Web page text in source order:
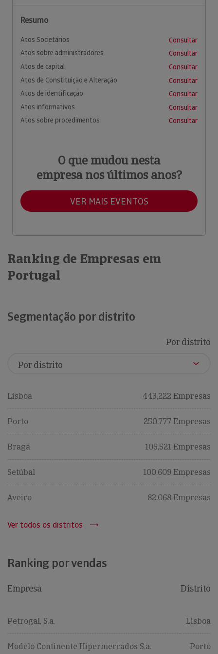
Resumo
Atos Societários
Consultar
Atos sobre administradores
Consultar
Atos de capital
Consultar
Atos de Constituição e Alteração
Consultar
Atos de identificação
Consultar
Atos informativos
Consultar
Atos sobre procedimentos
Consultar
O que mudou nesta
empresa nos últimos anos?
VER MAIS EVENTOS
Ranking de Empresas em
Portugal
Segmentação por distrito
Por distrito
Lisboa 443,222 Empresas
Porto 250,777 Empresas
Braga 105,521 Empresas
Setúbal 100,609 Empresas
Aveiro 82,068 Empresas
Ver todos os distritos
Ranking por vendas
Empresa Distrito
Petrogal, S.a. Lisboa
Modelo Continente Hipermercados S.a. Porto